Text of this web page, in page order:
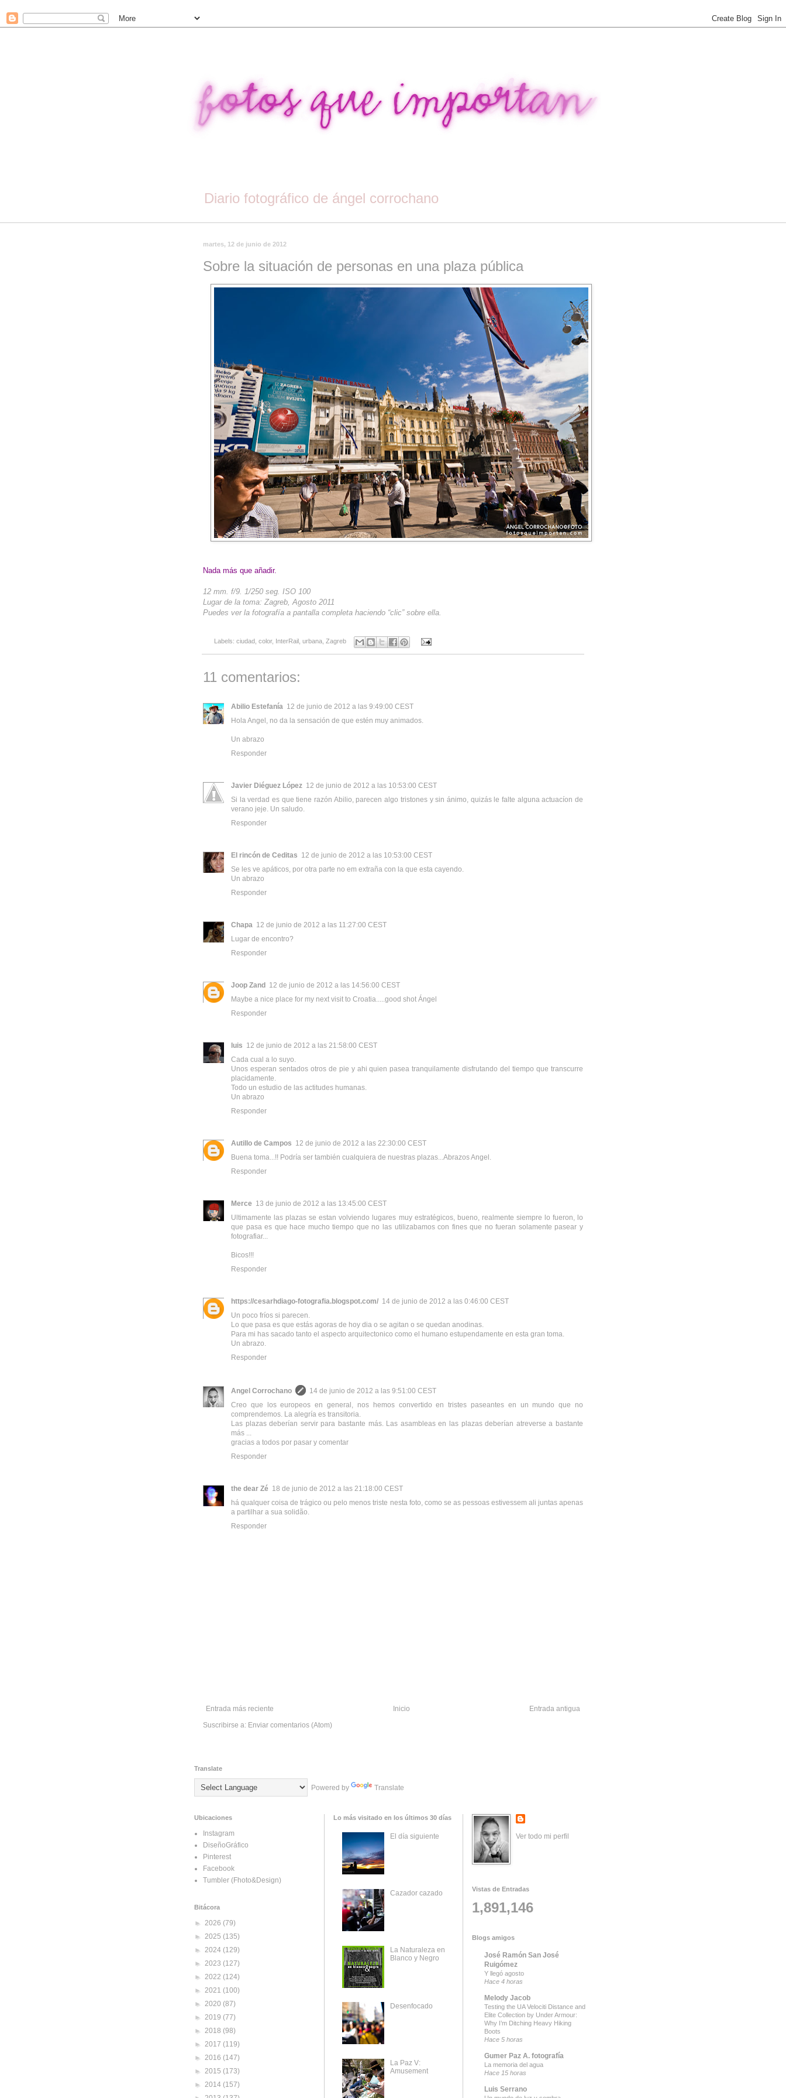
Diario fotográfico de ángel corrochano
martes, 12 de junio de 2012
Sobre la situación de personas en una plaza pública
Nada más que añadir.
12 mm. f/9. 1/250 seg. ISO 100
Lugar de la toma: Zagreb, Agosto 2011
Puedes ver la fotografía a pantalla completa haciendo “clic” sobre ella.
Labels: ciudad color, InterRail urbana, Zagreb
11 comentarios:
Abilio Estefanía 12 de junio de 2012 a las 9:49:00 CEST
Hola Angel, no da la sensación de que estén muy animados.
Un abrazo
Responder
Javier Diéguez López 12 de junio de 2012 a las 10:53:00 CEST
Si la verdad es que tiene razón Abilio, parecen algo tristones y sin ánimo, quizás le falte alguna actuacíon de
verano jeje. Un saludo.
Responder
El rincón de Ceditas 12 de junio de 2012 a las 10:53:00 CEST
Se les ve apáticos, por otra parte no em extraña con la que esta cayendo.
Un abrazo
Responder
Chapa 12 de junio de 2012 a las 11:27:00 CEST
Lugar de encontro?
Responder
Joop Zand 12 de junio de 2012 a las 14:56:00 CEST
Maybe a nice place for my next visit to Croatia.....good shot Ángel
Responder
luis 12 de junio de 2012 a las 21:58:00 CEST
Cada cual a lo suyo.
Unos esperan sentados otros de pie y ahi quien pasea tranquilamente disfrutando del tiempo que transcurre
placidamente.
Todo un estudio de las actitudes humanas.
Un abrazo
Responder
Autillo de Campos 12 de junio de 2012 a las 22:30:00 CEST
Buena toma...!! Podría ser también cualquiera de nuestras plazas...Abrazos Angel.
Responder
Merce 13 de junio de 2012 a las 13:45:00 CEST
Ultimamente las plazas se estan volviendo lugares muy estratégicos, bueno, realmente siempre lo fueron, lo
que pasa es que hace mucho tiempo que no las utilizabamos con fines que no fueran solamente pasear y
fotografiar...
Bicos!!!
Responder
https://cesarhdiago-fotografia.blogspot.com/ 14 de junio de 2012 a las 0:46:00 CEST
Un poco fríos si parecen.
Lo que pasa es que estás agoras de hoy dia o se agitan o se quedan anodinas.
Para mi has sacado tanto el aspecto arquitectonico como el humano estupendamente en esta gran toma.
Un abrazo.
Responder
Angel Corrochano
14 de junio de 2012 a las 9:51:00 CEST
Creo que los europeos en general, nos hemos convertido en tristes paseantes en un mundo que no
comprendemos. La alegría es transitoria.
Las plazas deberían servir para bastante más. Las asambleas en las plazas deberían atreverse a bastante
más ...
gracias a todos por pasar y comentar
Responder
the dear Zé 18 de junio de 2012 a las 21:18:00 CEST
há qualquer coisa de trágico ou pelo menos triste nesta foto, como se as pessoas estivessem ali juntas apenas
a partilhar a sua solidão.
Responder
Entrada más reciente Entrada antigua
Inicio
Suscribirse a: Enviar comentarios (Atom)
Translate
Powered by Translate
Ubicaciones
Instagram
DiseñoGráfico
Pinterest
Facebook
Tumbler (Fhoto&Design)
Bitácora
► 2026 (79)
► 2025 (135)
► 2024 (129)
► 2023 (127)
► 2022 (124)
► 2021 (100)
► 2020 (87)
► 2019 (77)
► 2018 (98)
► 2017 (119)
► 2016 (147)
► 2015 (173)
► 2014 (157)
Lo más visitado en los últimos 30 días
El día siguiente
Cazador cazado
La Naturaleza en
Blanco y Negro
Desenfocado
La Paz V:
Amusement
Ver todo mi perfil
Vistas de Entradas
1,891,146
Blogs amigos
José Ramón San José
Ruigómez
Y llegó agosto
Hace 4 horas
Melody Jacob
Testing the UA Velociti Distance and
Elite Collection by Under Armour:
Why I’m Ditching Heavy Hiking
Boots
Hace 5 horas
Gumer Paz A. fotografía
La memoria del agua
Hace 15 horas
Luis Serrano